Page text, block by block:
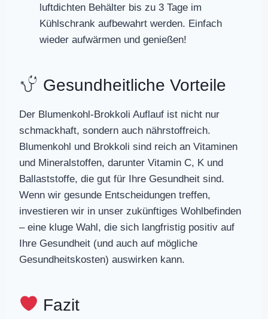
luftdichten Behälter bis zu 3 Tage im
Kühlschrank aufbewahrt werden. Einfach
wieder aufwärmen und genießen!
Gesundheitliche Vorteile
Der Blumenkohl-Brokkoli Auflauf ist nicht nur
schmackhaft, sondern auch nährstoffreich.
Blumenkohl und Brokkoli sind reich an Vitaminen
und Mineralstoffen, darunter Vitamin C, K und
Ballaststoffe, die gut für Ihre Gesundheit sind.
Wenn wir gesunde Entscheidungen treffen,
investieren wir in unser zukünftiges Wohlbefinden
– eine kluge Wahl, die sich langfristig positiv auf
Ihre Gesundheit (und auch auf mögliche
Gesundheitskosten) auswirken kann.
Fazit